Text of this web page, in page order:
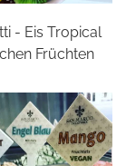
- Eis Tropical
Früchten